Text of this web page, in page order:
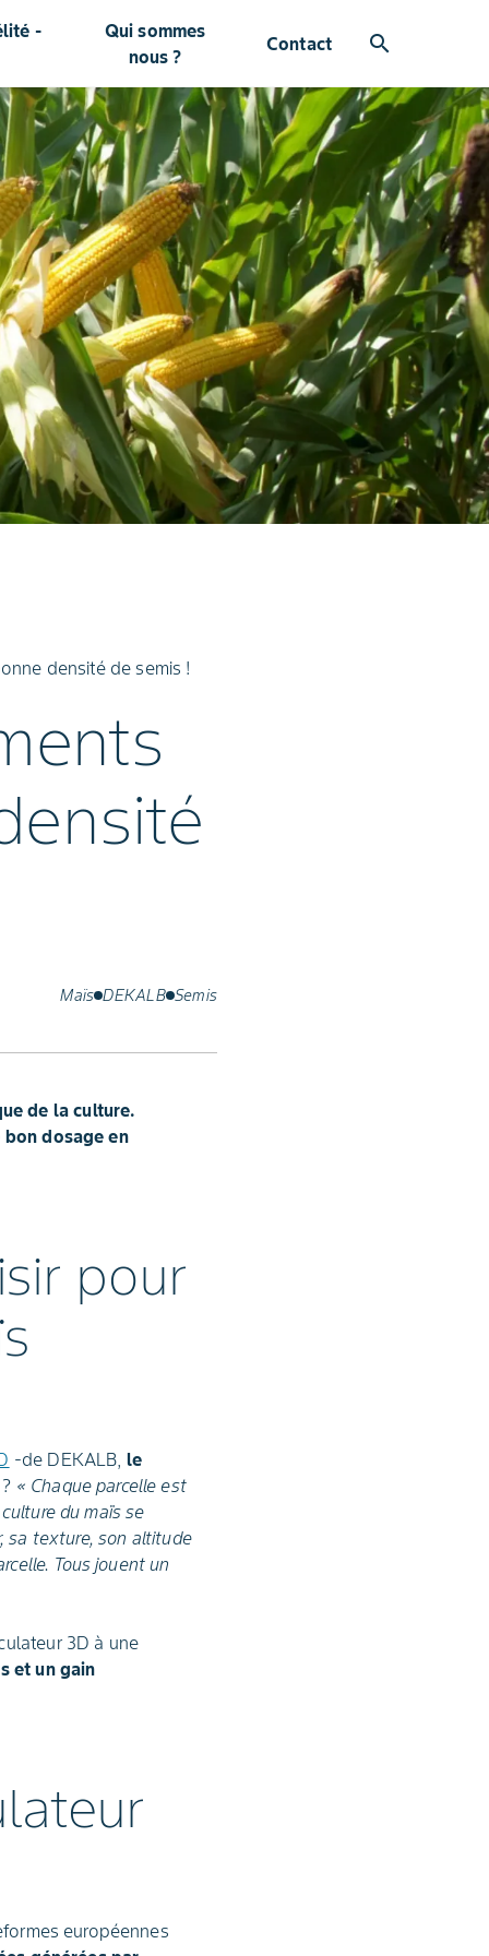
-
Qui sommes
nous ?
Contact search
densité de semis !
Maïs DEKALB Semis
de la culture.
bon dosage en
pour
-de DEKALB, le
« Chaque parcelle est
du maïs se
sa texture, son altitude
Tous jouent un
3D à une
et un gain
européennes